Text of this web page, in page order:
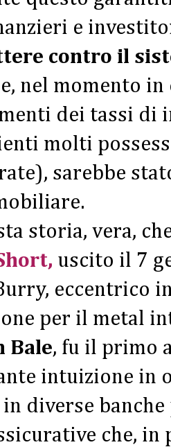
e
contro il
nel momento
dei tassi di
molti
sarebbe
storia, vera,
uscito il 7
eccentrico
per il metal
Bale, fu il primo
intuizione in
diverse
che,